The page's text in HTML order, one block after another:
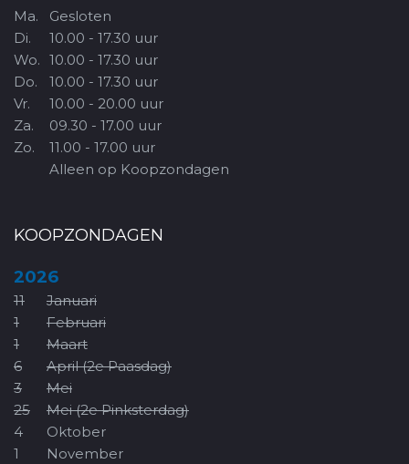
Ma.
Di.
Wo.
Do.
Vr.
Za.
Zo.
Gesloten
10.00 - 17.30 uur
10.00 - 17.30 uur
10.00 - 17.30 uur
10.00 - 20.00 uur
09.30 - 17.00 uur
11.00 - 17.00 uur
Alleen op Koopzondagen
KOOPZONDAGEN
2026
11
Januari
1
Februari
1
Maart
6
April (2e Paasdag)
3
Mei
25
Mei (2e Pinksterdag)
4
Oktober
1
November